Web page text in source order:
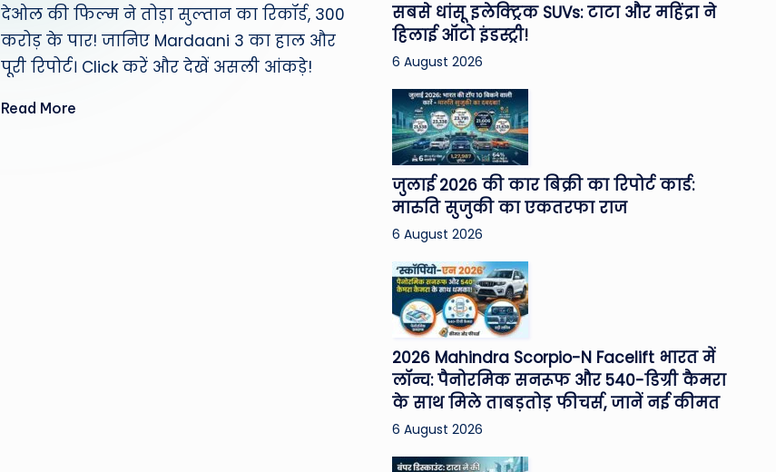
a
th
देओल की फिल्म ने तोड़ा सुल्तान का रिकॉर्ड, 300
करोड़ के पार! जानिए Mardaani 3 का हाल और
पूरी रिपोर्ट। Click करें और देखें असली आंकड़े!
Read More
सबसे धांसू इलेक्ट्रिक SUVs: टाटा और महिंद्रा ने
हिलाई ऑटो इंडस्ट्री!
6 August 2026
जुलाई 2026 की कार बिक्री का रिपोर्ट कार्ड:
मारुति सुजुकी का एकतरफा राज
6 August 2026
2026 Mahindra Scorpio-N Facelift भारत में
लॉन्च: पैनोरमिक सनरूफ और 540-डिग्री कैमरा
के साथ मिले ताबड़तोड़ फीचर्स, जानें नई कीमत
6 August 2026